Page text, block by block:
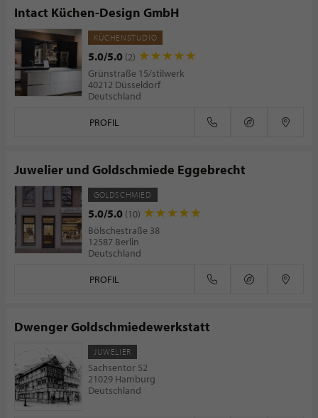
Intact Küchen-Design GmbH
KÜCHENSTUDIO
5.0/5.0 (2)
Grünstraße 15/stilwerk
40212 Düsseldorf
Deutschland
PROFIL
Juwelier und Goldschmiede Eggebrecht
GOLDSCHMIED
5.0/5.0 (10)
Bölschestraße 38
12587 Berlin
Deutschland
PROFIL
Dwenger Goldschmiedewerkstatt
JUWELIER
Sachsentor 52
21029 Hamburg
Deutschland